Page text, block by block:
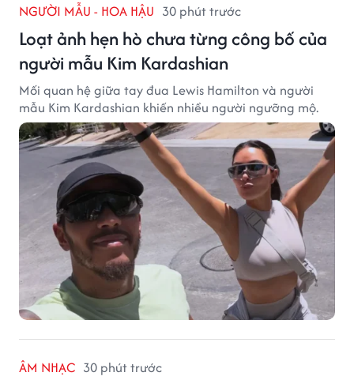
NGƯỜI MẪU - HOA HẬU 30 phút trước
Loạt ảnh hẹn hò chưa từng công bố của
người mẫu Kim Kardashian
Mối quan hệ giữa tay đua Lewis Hamilton và người
mẫu Kim Kardashian khiến nhiều người ngưỡng mộ.
ÂM NHẠC 30 phút trước